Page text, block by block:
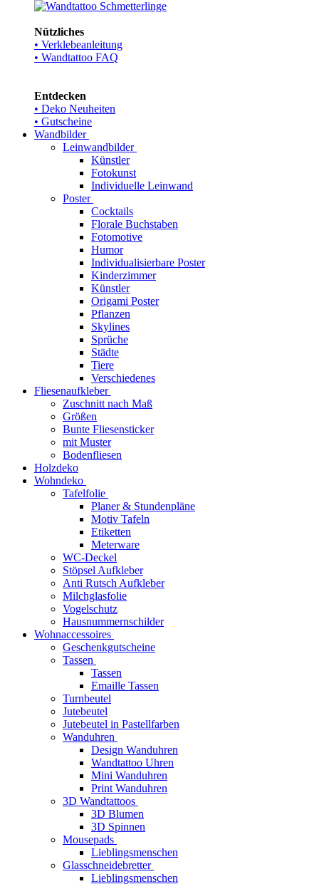
Nützliches
• Verklebeanleitung
• Wandtattoo FAQ
Entdecken
• Deko Neuheiten
• Gutscheine
Wandbilder
Leinwandbilder
Künstler
Fotokunst
Individuelle Leinwand
Poster
Cocktails
Florale Buchstaben
Fotomotive
Humor
Individualisierbare Poster
Kinderzimmer
Künstler
Origami Poster
Pflanzen
Skylines
Sprüche
Städte
Tiere
Verschiedenes
Fliesenaufkleber
Zuschnitt nach Maß
Größen
Bunte Fliesensticker
mit Muster
Bodenfliesen
Holzdeko
Wohndeko
Tafelfolie
Planer & Stundenpläne
Motiv Tafeln
Etiketten
Meterware
WC-Deckel
Stöpsel Aufkleber
Anti Rutsch Aufkleber
Milchglasfolie
Vogelschutz
Hausnummernschilder
Wohnaccessoires
Geschenkgutscheine
Tassen
Tassen
Emaille Tassen
Turnbeutel
Jutebeutel
Jutebeutel in Pastellfarben
Wanduhren
Design Wanduhren
Wandtattoo Uhren
Mini Wanduhren
Print Wanduhren
3D Wandtattoos
3D Blumen
3D Spinnen
Mousepads
Lieblingsmenschen
Glasschneidebretter
Lieblingsmenschen